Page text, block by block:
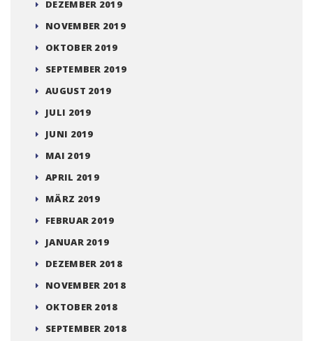
DEZEMBER 2019
NOVEMBER 2019
OKTOBER 2019
SEPTEMBER 2019
AUGUST 2019
JULI 2019
JUNI 2019
MAI 2019
APRIL 2019
MÄRZ 2019
FEBRUAR 2019
JANUAR 2019
DEZEMBER 2018
NOVEMBER 2018
OKTOBER 2018
SEPTEMBER 2018